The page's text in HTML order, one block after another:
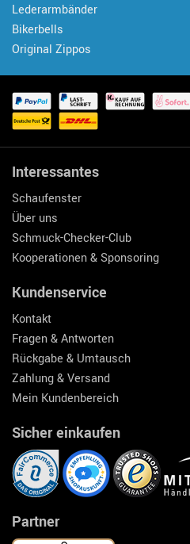
Lederarmbänder
Bikerbells
Original Zippos
Interessantes
Schaufenster
Über uns
Schmuck-Checker-Club
Kooperationen & Sponsoring
Kundenservice
Kontakt
Fragen & Antworten
Rückgabe & Umtausch
Zahlung & Versand
Mein Kundenbereich
Sicher einkaufen
Partner